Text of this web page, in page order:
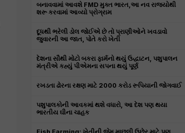
બનાવવામાં આવશે FMD મુક્ત ભારત,આ નવ રાજ્યોથી
શરૂ કરવામાં આવ્યો પ્રોગ્રામ
દૂધથી ભરેલી ડોલ જોઈએ છે તો પ્રાણીઓને ખવડાવો
જુવારની આ જાત, પોતે કરો ખેતી
દેશના સૌથી મોટો બકરા ફાર્મનો થયું ઉદ્ધાટન, પશુપાલન
મંત્રીએ કહ્યું પીએમના સપના થયું પૂર્ણ
રખડતા ઢોરના રક્ષણ માટે 2000 કરોડ રૂપિયાની જોગવાઈ
પશુપાલકોની આવકમાં થશે વધારો, આ દેશ પણ થયા
ભારતીય ઘીના ચાહક